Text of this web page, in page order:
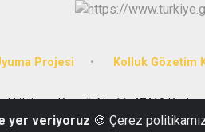
Projesi Kolluk Gözetim
Hükümet Konağı No:11, 47410
0 482 312 16 00
yer veriyoruz 🍪 Çerez